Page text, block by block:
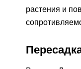
растения и